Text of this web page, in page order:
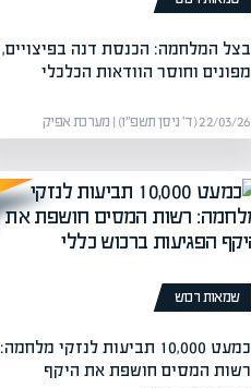
בצל המלחמה: הכנסת דנה בפיצויים,
מפונים וחוסר הוודאות הכלכלי
22/03/26 (ד׳ ניסן תשפ״ו) | מערכת אפיק
שמאות רכוש
כמעט 10,000 תביעות לנזקי מלחמה:
רשות המסים חושפת את היקף